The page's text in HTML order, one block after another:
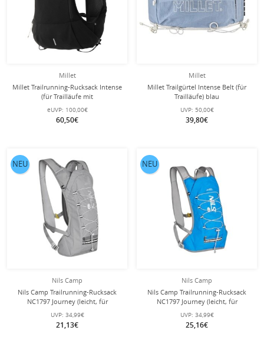
Millet
Millet Trailrunning-Rucksack Intense
(für Trailläufe mit
Flüssigkeitsaufnahme) schwarz - 5
Liter
eUVP: 100,00€
60,50€
Millet
Millet Trailgürtel Intense Belt (für
Trailläufe) blau
UVP: 50,00€
39,80€
Nils Camp
Nils Camp Trailrunning-Rucksack
NC1797 Journey (leicht, für
Tagestouren) grau 12 Liter
UVP: 34,99€
21,13€
NEU
Nils Camp
Nils Camp Trailrunning-Rucksack
NC1797 Journey (leicht, für
Tagestouren) blau 12 Liter
UVP: 34,99€
25,16€
NEU